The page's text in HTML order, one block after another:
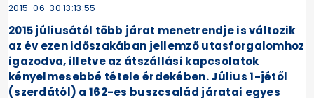
2015-06-30 13:13:55
2015 júliusától több járat menetrendje is változik
az év ezen időszakában jellemző utasforgalomhoz
igazodva, illetve az átszállási kapcsolatok
kényelmesebbé tétele érdekében. Július 1-jétől
(szerdától) a 162-es buszcsalád járatai egyes